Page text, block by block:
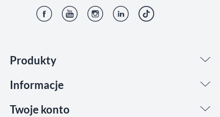
Produkty
Informacje
Twoje konto